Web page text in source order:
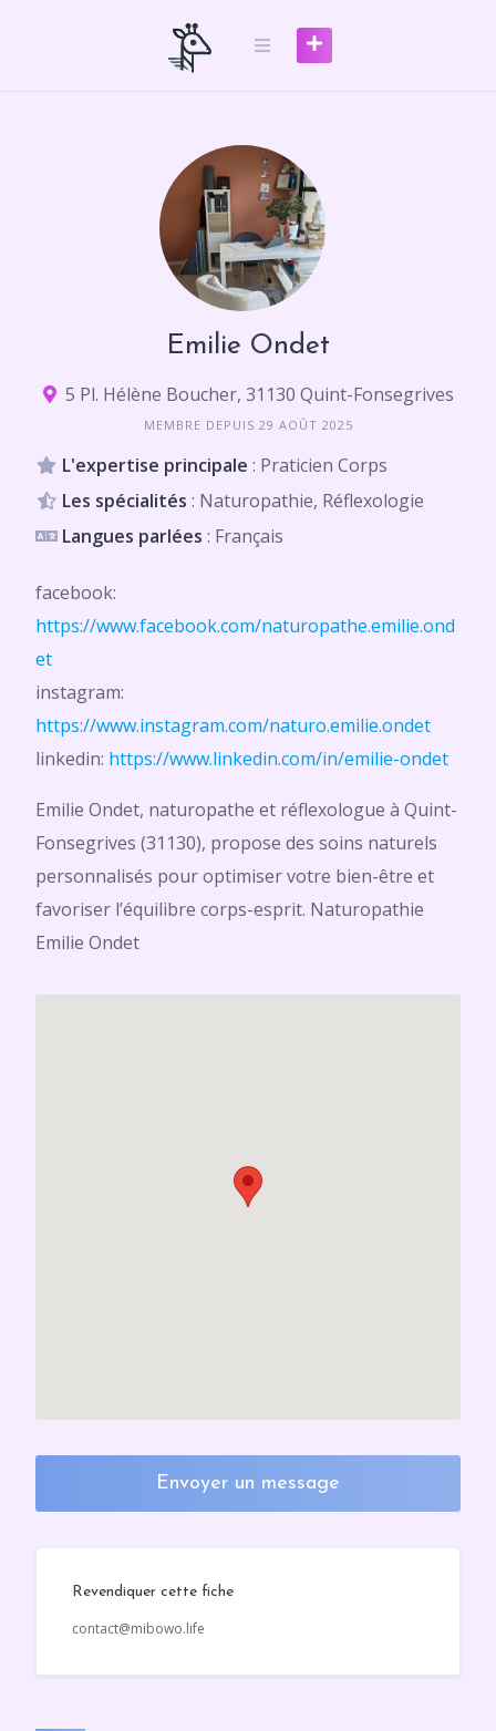
Emilie Ondet
5 Pl. Hélène Boucher, 31130 Quint-Fonsegrives
MEMBRE DEPUIS 29 AOÛT 2025
L'expertise principale : Praticien Corps
Les spécialités : Naturopathie, Réflexologie
Langues parlées : Français
facebook:
https://www.facebook.com/naturopathe.emilie.ond
et
instagram:
https://www.instagram.com/naturo.emilie.ondet
linkedin: https://www.linkedin.com/in/emilie-ondet
Emilie Ondet, naturopathe et réflexologue à Quint-
Fonsegrives (31130), propose des soins naturels
personnalisés pour optimiser votre bien-être et
favoriser l’équilibre corps-esprit. Naturopathie
Emilie Ondet
Envoyer un message
Revendiquer cette fiche
contact@mibowo.life